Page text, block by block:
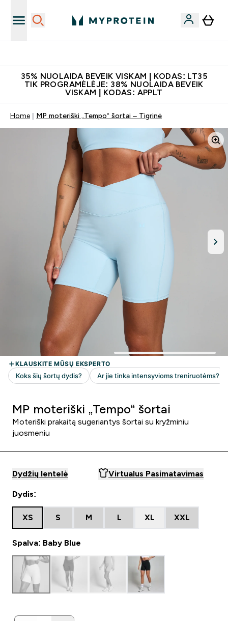
35% NUOLAIDA BEVEIK VISKAM | KODAS: LT35
TIK PROGRAMĖLĖJE: 38% NUOLAIDA BEVEIK
VISKAM | KODAS: APPLT
Home MP moteriški „Tempo“ šortai – Tigrinė
MP moteriški „Tempo“ šortai
Moteriški prakaitą sugeriantys šortai su kryžminiu
juosmeniu
Dydžių lentelė Virtualus Pasimatavimas
Dydis:
XS S M L XL XXL
Spalva: Baby Blue